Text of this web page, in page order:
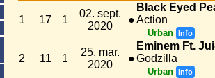
1 17 1
02. sept.
2020
●
Black Eyed
Action
Urban Info
2 11 1
25. mar.
2020
●
Eminem Ft.
Godzilla
Urban Info